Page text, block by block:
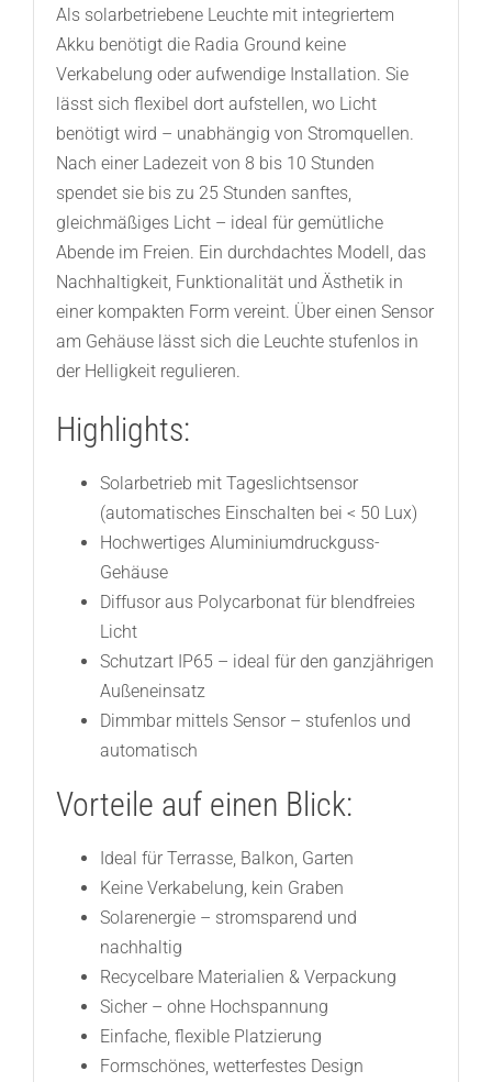
Als solarbetriebene Leuchte mit integriertem
Akku benötigt die Radia Ground keine
Verkabelung oder aufwendige Installation. Sie
lässt sich flexibel dort aufstellen, wo Licht
benötigt wird – unabhängig von Stromquellen.
Nach einer Ladezeit von 8 bis 10 Stunden
spendet sie bis zu 25 Stunden sanftes,
gleichmäßiges Licht – ideal für gemütliche
Abende im Freien. Ein durchdachtes Modell, das
Nachhaltigkeit, Funktionalität und Ästhetik in
einer kompakten Form vereint. Über einen Sensor
am Gehäuse lässt sich die Leuchte stufenlos in
der Helligkeit regulieren.
Highlights:
Solarbetrieb mit Tageslichtsensor
(automatisches Einschalten bei < 50 Lux)
Hochwertiges Aluminiumdruckguss-
Gehäuse
Diffusor aus Polycarbonat für blendfreies
Licht
Schutzart IP65 – ideal für den ganzjährigen
Außeneinsatz
Dimmbar mittels Sensor – stufenlos und
automatisch
Vorteile auf einen Blick:
Ideal für Terrasse, Balkon, Garten
Keine Verkabelung, kein Graben
Solarenergie – stromsparend und
nachhaltig
Recycelbare Materialien & Verpackung
Sicher – ohne Hochspannung
Einfache, flexible Platzierung
Formschönes, wetterfestes Design